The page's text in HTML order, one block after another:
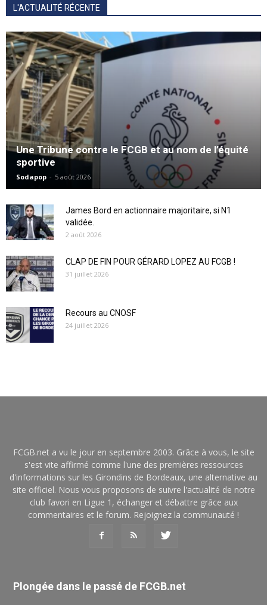
L'ACTUALITÉ RÉCENTE
Une Tribune contre le FCGB et au nom de l’équité
sportive
Sodapop - 5 août 2026
James Bord en actionnaire majoritaire, si N1
validée.
2 août 2026
CLAP DE FIN POUR GÉRARD LOPEZ AU FCGB !
31 juillet 2026
Recours au CNOSF
24 juillet 2026
FCGB.net a vu le jour en septembre 2003. Grâce à vous, le site
s'est vite affirmé comme l'une des premières ressources
d'informations sur les Girondins de Bordeaux, une alternative au
site officiel. Nous vous proposons de suivre l'actualité de notre
club favori en Ligue 1, échanger et débattre grâce aux
commentaires et le forum. Rejoignez la communauté !
Plongée dans le passé de FCGB.net